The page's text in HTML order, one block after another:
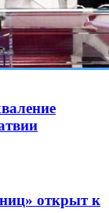
открыт к